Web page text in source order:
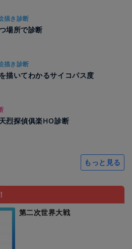
描き診断
場所で診断
描き診断
描いてわかるサイコパス度
烈探偵俱楽HO診断
もっと見る
第二次世界大戦